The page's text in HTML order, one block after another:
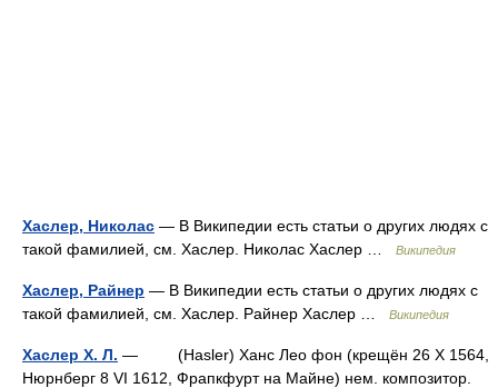
Хаслер, Николас — В Википедии есть статьи о других людях с
такой фамилией, см. Хаслер. Николас Хаслер …
Википедия
Хаслер, Райнер — В Википедии есть статьи о других людях с
такой фамилией, см. Хаслер. Райнер Хаслер …
Википедия
Хаслер Х. Л. — (Hasler) Ханс Лео фон (крещён 26 X 1564,
Нюрнберг 8 VI 1612, Фрапкфурт на Майне) нем. композитор.